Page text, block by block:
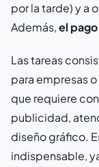
por la tarde) y a
Además,el
Las tareas
para empresas
que requiere
publicidad,
diseño gráfico.
indispensable,